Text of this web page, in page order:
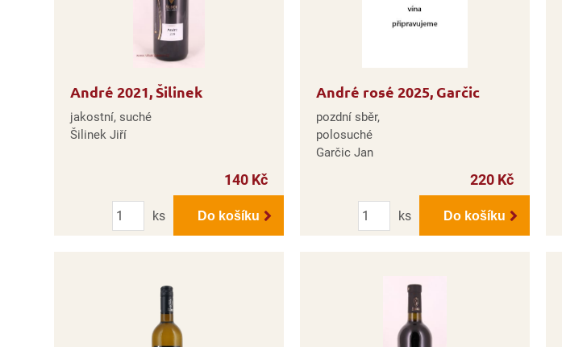
André 2021, Šilinek
jakostní, suché
Šilinek Jiří
140 Kč
Počet
ks
Do košíku
André rosé 2025, Garčic
pozdní sběr,
polosuché
Garčic Jan
220 Kč
Počet
ks
Do košíku